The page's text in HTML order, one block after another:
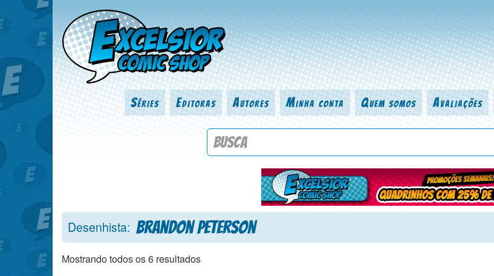
Séries Editoras Autores Minha conta Quem somos Avaliações
Procure por título da revista, personagem, série, escritor,
Desenhista: Brandon Peterson
Mostrando todos os 6 resultados